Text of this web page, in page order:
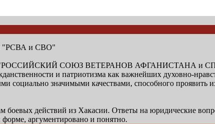
"РСВА и СВО"
"РОССИЙСКИЙ СОЮЗ ВЕТЕРАНОВ
и патриотизма как важнейших духовно-
значимыми качествами, способного проявить
действий из Хакасии. Ответы на юридические
аргументировано и понятно.